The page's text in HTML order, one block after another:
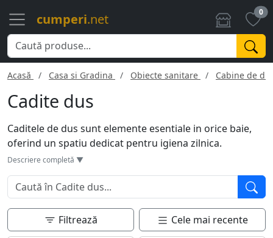
cumperi.net 0
Acasă Casa si Gradina Obiecte sanitare Cabine de
Cadite dus
Caditele de dus sunt elemente esentiale in orice baie,
oferind un spatiu dedicat pentru igiena zilnica.
Disponibile intr-o varietate de forme, dimensiuni si
materiale, ele pot fi integrate in cabine de dus sau
folosite ca atare. De la modele de cadite de dus simple,
plane, la variante ergonomice cu suport pentru picioare
sau zone antiderapante, acestea sunt concepute pentru
a satisface diferite cerinte. Materialele comune includ
Descriere completă ▼
Filtrează Cele mai recente